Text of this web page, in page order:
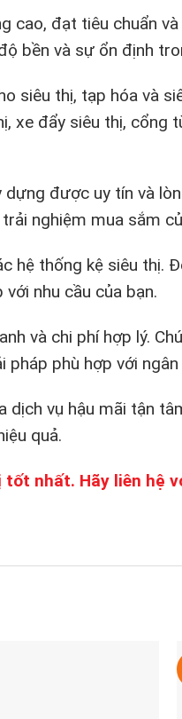
cao, đạt tiêu chuẩn
bền và sự ổn định
siêu thị, tạp hóa và
xe đẩy siêu thị, cổng
được uy tín và
nghiệm mua sắm
hệ thống kệ siêu thị.
nhu cầu của bạn.
và chi phí hợp lý.
phù hợp với ngân
dịch vụ hậu mãi tận
quả.
nhất. Hãy liên hệ